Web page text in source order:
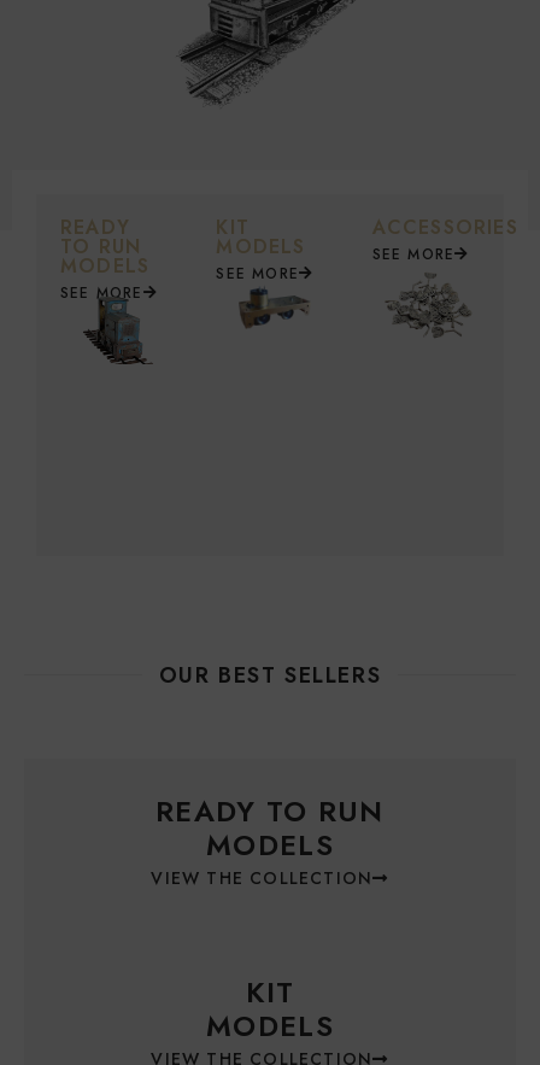
READY
TO RUN
MODELS
SEE MORE
KIT
MODELS
SEE MORE
ACCESSORIES
SEE MORE
OUR BEST SELLERS
READY TO RUN
MODELS
VIEW THE COLLECTION
KIT
MODELS
VIEW THE COLLECTION